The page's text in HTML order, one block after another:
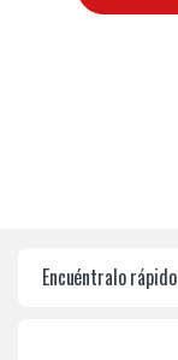
Encuéntralo rápido